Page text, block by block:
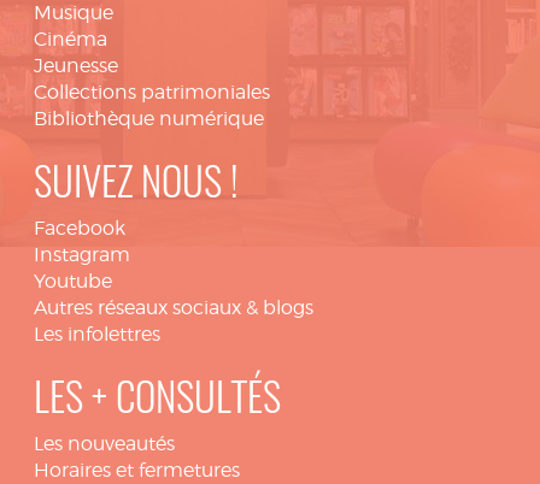
Musique
Cinéma
Jeunesse
Collections patrimoniales
Bibliothèque numérique
SUIVEZ NOUS !
Facebook
Instagram
Youtube
Autres réseaux sociaux & blogs
Les infolettres
LES + CONSULTÉS
Les nouveautés
Horaires et fermetures